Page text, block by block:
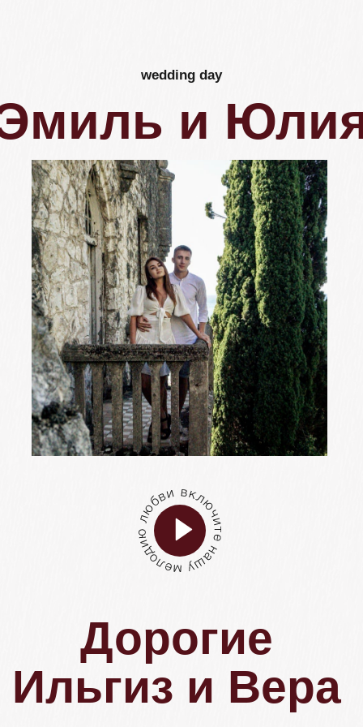
0
0
0
0
часов минут
дней секунд
До нашей свадьбы осталось:
Дорогие
Ильгиз и Вера
и Юлия